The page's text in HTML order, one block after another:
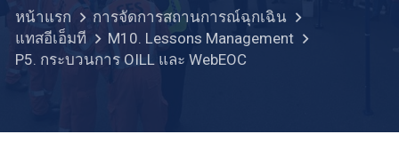
หน้าแรก
การจัดการสถานการณ์ฉุกเฉิน
แทสอีเอ็มที
M10. Lessons Management
P5. กระบวนการ OILL และ WebEOC